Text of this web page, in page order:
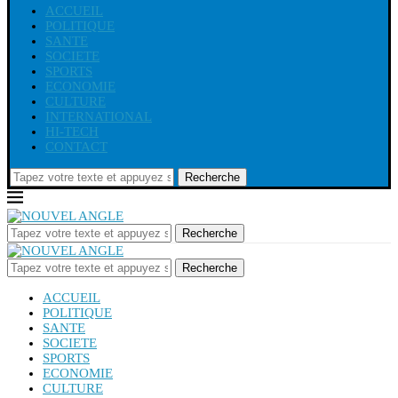
ACCUEIL
POLITIQUE
SANTE
SOCIETE
SPORTS
ECONOMIE
CULTURE
INTERNATIONAL
HI-TECH
CONTACT
Recherche
Recherche
Recherche
ACCUEIL
POLITIQUE
SANTE
SOCIETE
SPORTS
ECONOMIE
CULTURE